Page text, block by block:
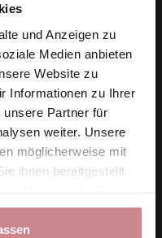
und Anzeigen zu
Medien anbieten
Website zu
Informationen zu Ihrer
unsere Partner für
weiter. Unsere
möglicherweise mit
ihnen bereitgestellt